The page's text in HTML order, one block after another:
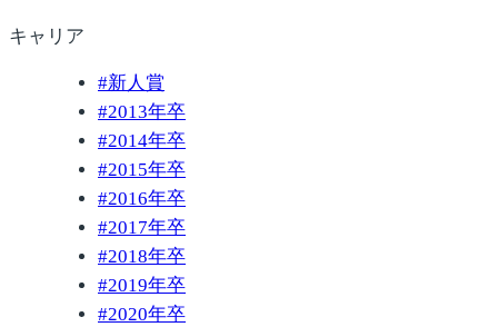
キャリア
#新人賞
#2013年卒
#2014年卒
#2015年卒
#2016年卒
#2017年卒
#2018年卒
#2019年卒
#2020年卒